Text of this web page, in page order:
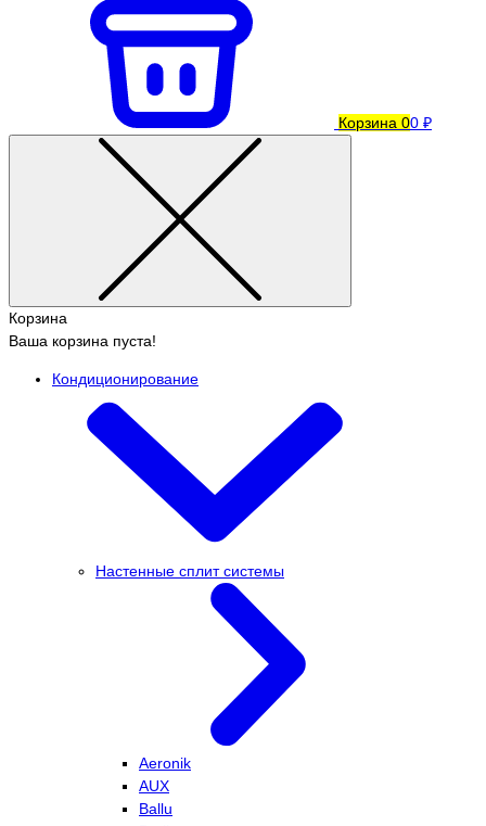
Корзина 00 ₽
Корзина
Ваша корзина пуста!
Кондиционирование
Настенные сплит системы
Aeronik
AUX
Ballu